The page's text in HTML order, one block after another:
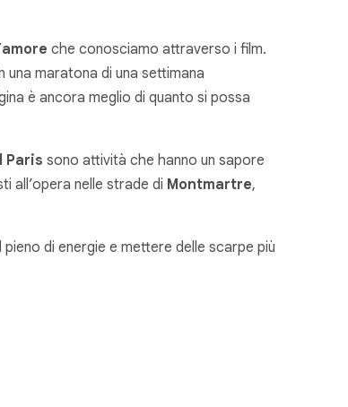
che conosciamo attraverso i film.
una maratona di una settimana
è ancora meglio di quanto si possa
Paris sono attività che hanno un sapore
all’opera nelle strade di Montmartre,
di energie e mettere delle scarpe più